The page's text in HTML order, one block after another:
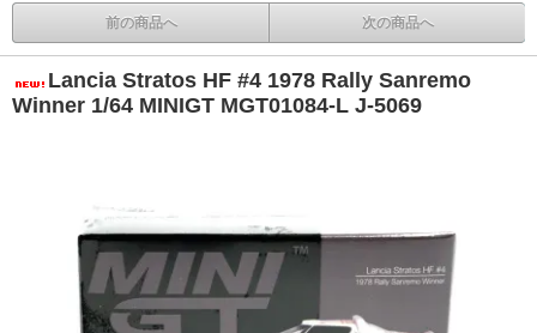
前の商品へ 次の商品へ
Lancia Stratos HF #4 1978 Rally Sanremo
Winner 1/64 MINIGT MGT01084-L J-5069